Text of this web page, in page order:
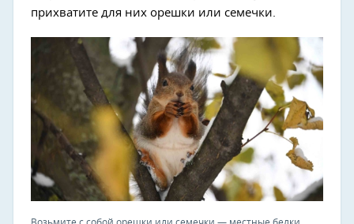
прихватите для них орешки или семечки.